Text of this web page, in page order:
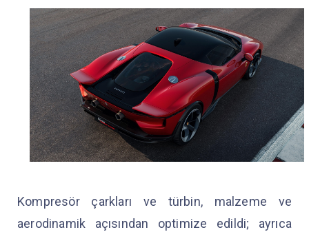
Kompresör çarkları ve türbin, malzeme ve
aerodinamik açısından optimize edildi; ayrıca